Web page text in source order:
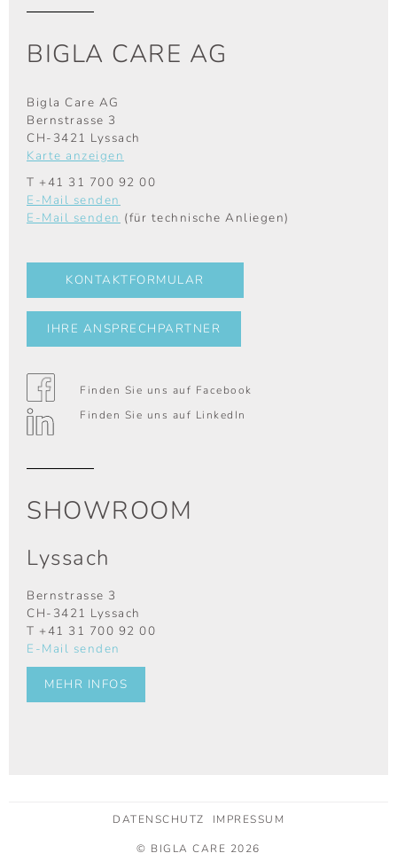
BIGLA CARE AG
Bigla Care AG
Bernstrasse 3
CH-3421 Lyssach
Karte anzeigen
T +41 31 700 92 00
E-Mail senden
E-Mail senden (für technische Anliegen)
KONTAKTFORMULAR
IHRE ANSPRECHPARTNER
Finden Sie uns auf Facebook
Finden Sie uns auf LinkedIn
SHOWROOM
Lyssach
Bernstrasse 3
CH-3421 Lyssach
T +41 31 700 92 00
E-Mail senden
MEHR INFOS
© BIGLA CARE 2026
DATENSCHUTZ IMPRESSUM